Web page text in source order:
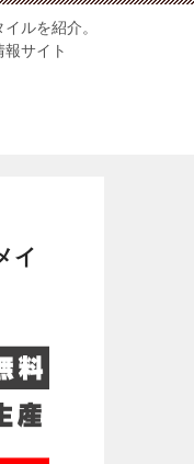
ルを紹介。
サイト
イ